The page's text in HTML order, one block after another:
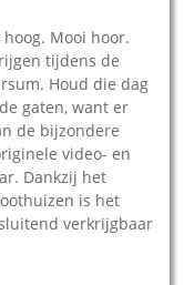
Mooi hoor.
tijdens de
Houd die dag
gaten, want er
de bijzondere
video- en
Dankzij het
is het
verkrijgbaar